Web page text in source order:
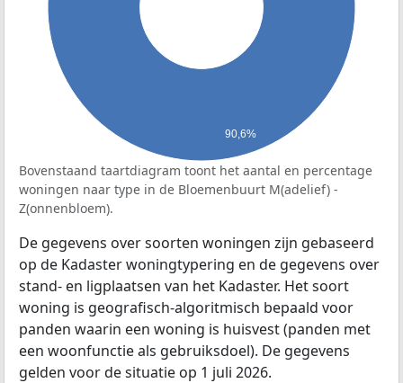
90,6%
Bovenstaand taartdiagram toont het aantal en percentage
woningen naar type in de Bloemenbuurt M(adelief) -
Z(onnenbloem).
De gegevens over soorten woningen zijn gebaseerd
op de Kadaster woningtypering en de gegevens over
stand- en ligplaatsen van het Kadaster. Het soort
woning is geografisch-algoritmisch bepaald voor
panden waarin een woning is huisvest (panden met
een woonfunctie als gebruiksdoel). De gegevens
gelden voor de situatie op 1 juli 2026.